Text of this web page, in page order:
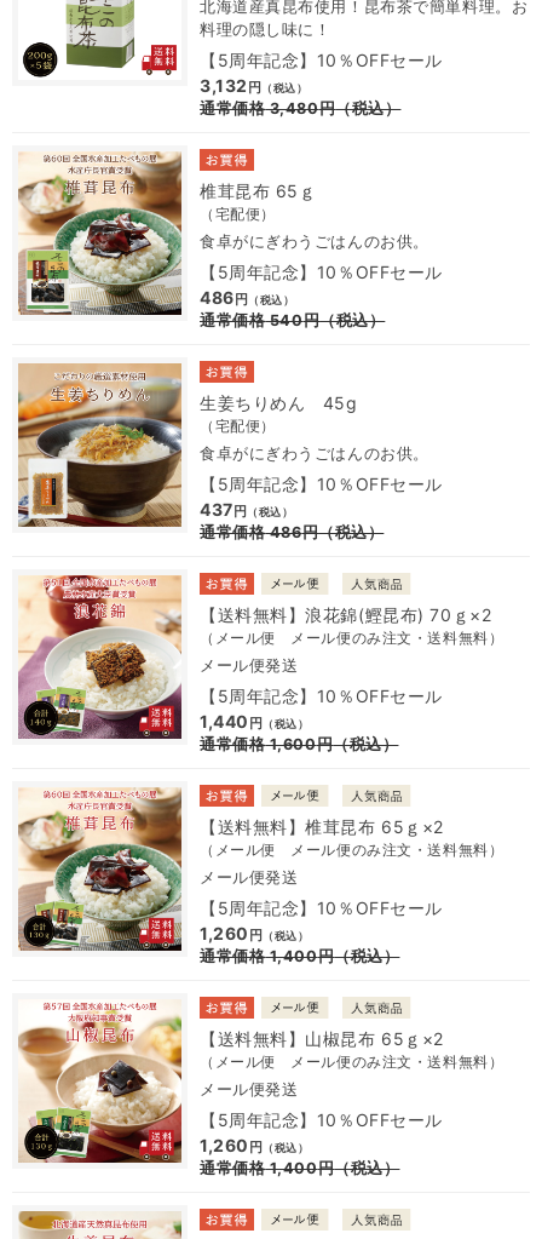
北海道産真昆布使用！昆布茶で簡単料理。お
料理の隠し味に！
【5周年記念】10％OFFセール
3,132 円 （税込）
通常価格3,480円（税込）
椎茸昆布 65ｇ
（宅配便）
食卓がにぎわうごはんのお供。
【5周年記念】10％OFFセール
486 円 （税込）
通常価格540円（税込）
生姜ちりめん 45g
（宅配便）
食卓がにぎわうごはんのお供。
【5周年記念】10％OFFセール
437 円 （税込）
通常価格486円（税込）
【送料無料】浪花錦(鰹昆布) 70ｇ×2
（メール便 メール便のみ注文・送料無料）
メール便発送
【5周年記念】10％OFFセール
1,440 円 （税込）
通常価格1,600円（税込）
【送料無料】椎茸昆布 65ｇ×2
（メール便 メール便のみ注文・送料無料）
メール便発送
【5周年記念】10％OFFセール
1,260 円 （税込）
通常価格1,400円（税込）
【送料無料】山椒昆布 65ｇ×2
（メール便 メール便のみ注文・送料無料）
メール便発送
【5周年記念】10％OFFセール
1,260 円 （税込）
通常価格1,400円（税込）